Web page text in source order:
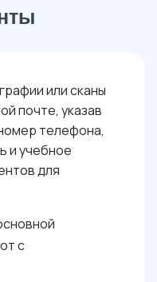
или сканы
почте, указав
телефона,
и учебное
для
с